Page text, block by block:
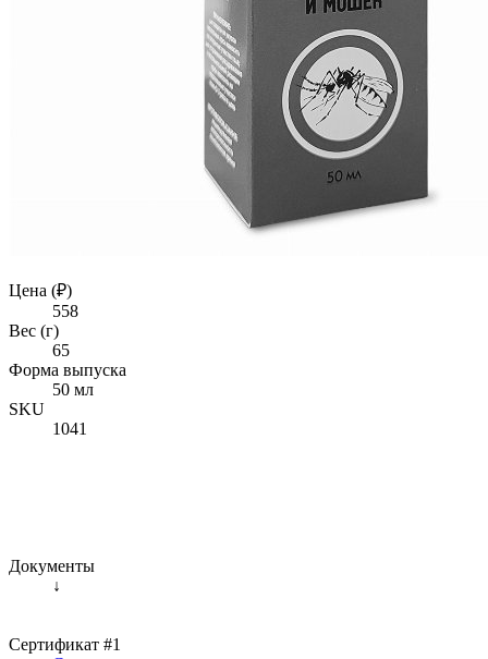
Цена (₽)
558
Вес (г)
65
Форма выпуска
50 мл
SKU
1041
Документы
↓
Сертификат #1